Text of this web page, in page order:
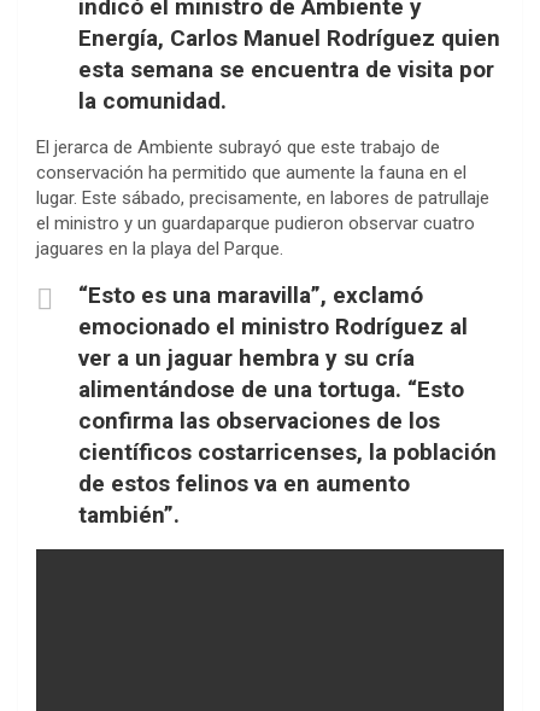
indicó el ministro de Ambiente y
Energía, Carlos Manuel Rodríguez quien
esta semana se encuentra de visita por
la comunidad.
El jerarca de Ambiente subrayó que este trabajo de
conservación ha permitido que aumente la fauna en el
lugar. Este sábado, precisamente, en labores de patrullaje
el ministro y un guardaparque pudieron observar cuatro
jaguares en la playa del Parque.
“Esto es una maravilla”, exclamó
emocionado el ministro Rodríguez al
ver a un jaguar hembra y su cría
alimentándose de una tortuga. “Esto
confirma las observaciones de los
científicos costarricenses, la población
de estos felinos va en aumento
también”.